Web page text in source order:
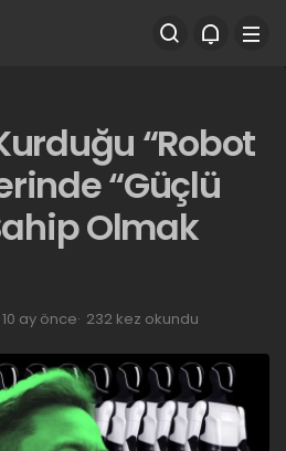
“Robot
“Güçlü
Olmak
10 ay önce 232 kez okundu